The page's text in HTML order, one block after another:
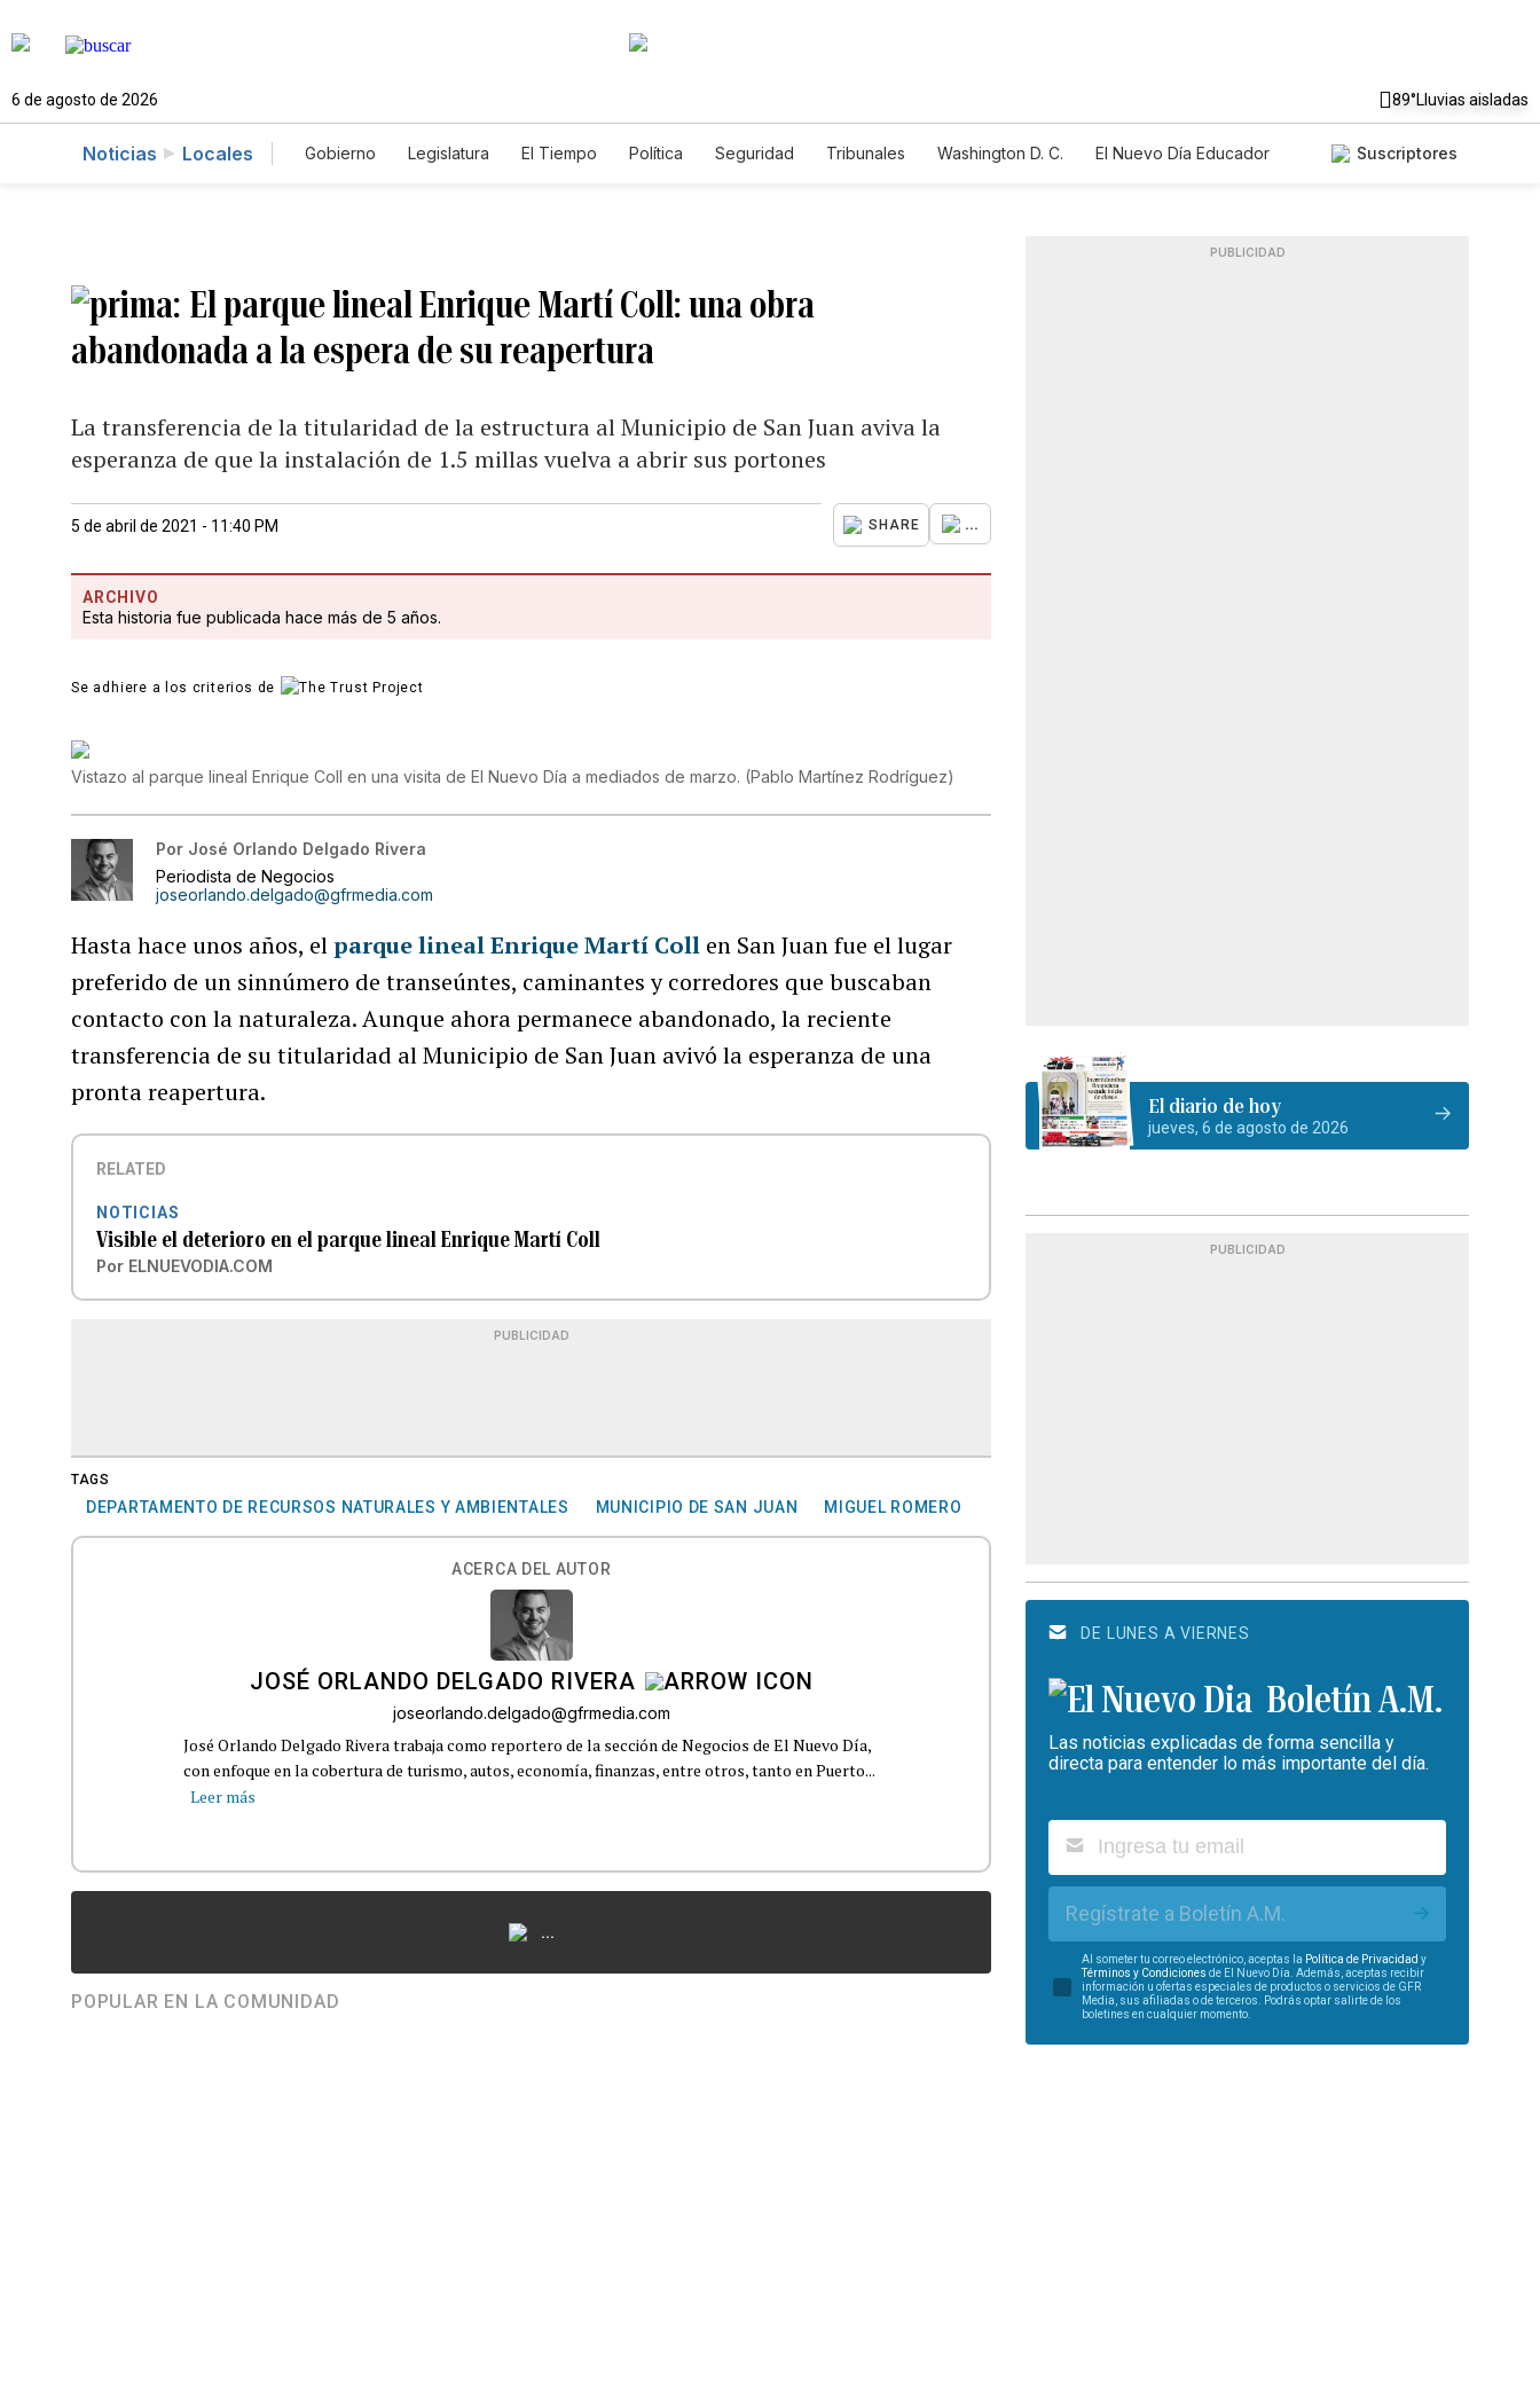
6 de agosto de 2026 89°Lluvias aisladas
Noticias Locales Gobierno Legislatura El Tiempo Política Seguridad Tribunales Washington D. C.
El Nuevo Día Educador
Suscriptores
El parque lineal Enrique Martí Coll: una obra
abandonada a la espera de su reapertura
La transferencia de la titularidad de la estructura al Municipio de San Juan aviva la
esperanza de que la instalación de 1.5 millas vuelva a abrir sus portones
5 de abril de 2021 - 11:40 PM SHARE ...
ARCHIVO
Esta historia fue publicada hace más de 5 años.
Se adhiere a los criterios de
Vistazo al parque lineal Enrique Coll en una visita de El Nuevo Día a mediados de marzo. (Pablo Martínez Rodríguez)
Por José Orlando Delgado Rivera
Periodista de Negocios
joseorlando.delgado@gfrmedia.com
Hasta hace unos años, elparque lineal Enrique Martí Coll en San Juan fue el lugar
preferido de un sinnúmero de transeúntes, caminantes y corredores que buscaban
contacto con la naturaleza. Aunque ahora permanece abandonado, la reciente
transferencia de su titularidad al Municipio de San Juan avivó la esperanza de una
pronta reapertura.
RELATED
NOTICIAS
Visible el deterioro en el parque lineal Enrique Martí Coll
Por ELNUEVODIA.COM
PUBLICIDAD
TAGS
DEPARTAMENTO DE RECURSOS NATURALES Y AMBIENTALES MUNICIPIO DE SAN JUAN MIGUEL ROMERO
ACERCA DEL AUTOR
JOSÉ ORLANDO DELGADO RIVERA
joseorlando.delgado@gfrmedia.com
José Orlando Delgado Rivera trabaja como reportero de la sección de Negocios de El Nuevo Día,
con enfoque en la cobertura de turismo, autos, economía, finanzas, entre otros, tanto en Puerto...
Leer más
...
POPULAR EN LA COMUNIDAD
PUBLICIDAD
El diario de hoy
jueves, 6 de agosto de 2026
PUBLICIDAD
DE LUNES A VIERNES
Boletín A.M.
Las noticias explicadas de forma sencilla y
directa para entender lo más importante del día.
Regístrate a Boletín A.M.
Al someter tu correo electrónico, aceptas la Política de Privacidad y
Términos y Condiciones de El Nuevo Día. Además, aceptas recibir
información u ofertas especiales de productos o servicios de GFR
Media, sus afiliadas o de terceros. Podrás optar salirte de los
boletines en cualquier momento.